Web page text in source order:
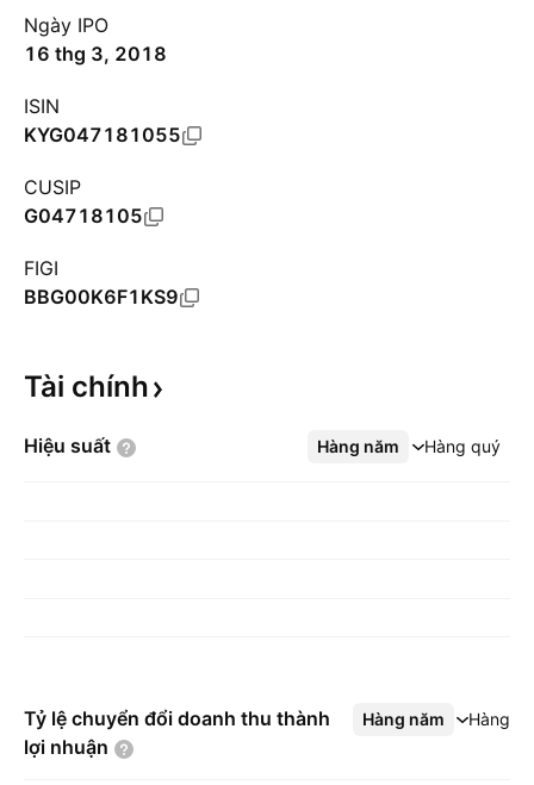
Ngày IPO
16 thg 3, 2018
ISIN
KYG047181055
CUSIP
G04718105
FIGI
BBG00K6F1KS9
Tài chính
Hiệu suất Hàng năm Hàng quý
Xem thêm
Tỷ lệ chuyển đổi doanh thu thành
lợi nhuận
Hàng năm Hàng
Xem thêm